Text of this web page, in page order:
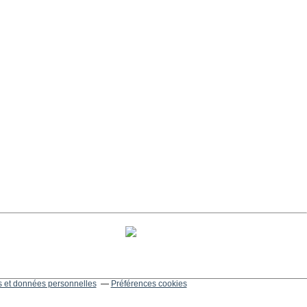
et données personnelles Préférences cookies